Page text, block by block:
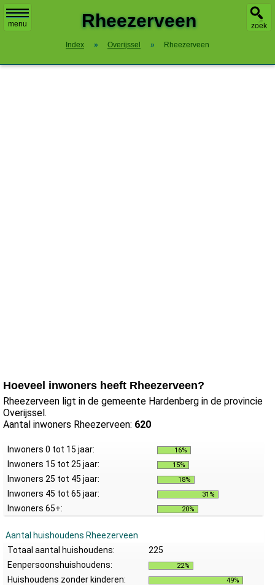
menu zoek
Rheezerveen
Index » Overijssel » Rheezerveen
Hoeveel inwoners heeft Rheezerveen?
Rheezerveen ligt in de gemeente Hardenberg in de provincie
Overijssel.
Aantal inwoners Rheezerveen: 620
Inwoners 0 tot 15 jaar: 16%
Inwoners 15 tot 25 jaar: 15%
Inwoners 25 tot 45 jaar: 18%
Inwoners 45 tot 65 jaar: 31%
Inwoners 65+: 20%
Aantal huishoudens Rheezerveen
Totaal aantal huishoudens:
225
Eenpersoonshuishoudens:
22%
Huishoudens zonder kinderen: 49%